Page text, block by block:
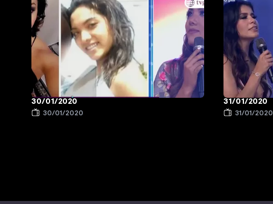
30/01/2020
30/01/2020
31/01/2020
31/01/2020